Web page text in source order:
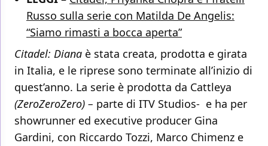
Russo sulla serie con Matilda De Angelis:
“Siamo rimasti a bocca aperta”
Citadel: Diana è stata creata, prodotta e girata
in Italia, e le riprese sono terminate all’inizio di
quest’anno. La serie è prodotta da Cattleya
(ZeroZeroZero) – parte di ITV Studios- e ha per
showrunner ed executive producer Gina
Gardini, con Riccardo Tozzi, Marco Chimenz e